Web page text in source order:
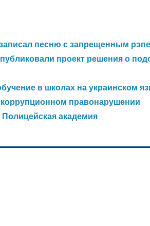
песню с запрещенным
проект решения о
в школах на украинском
правонарушении
академия